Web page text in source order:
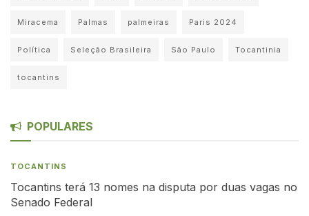
Miracema Palmas palmeiras Paris 2024
Política Seleção Brasileira São Paulo Tocantinia
tocantins
POPULARES
TOCANTINS
Tocantins terá 13 nomes na disputa por duas vagas no
Senado Federal